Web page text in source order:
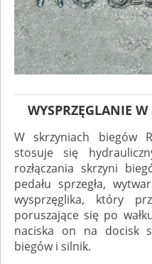
WYSPRZĘGLANIE
W skrzyniach biegów
stosuje się
rozłączania skrzyni
pedału sprzegła,
wysprzęglika, który
poruszające się po
naciska on na docisk
biegów i silnik.